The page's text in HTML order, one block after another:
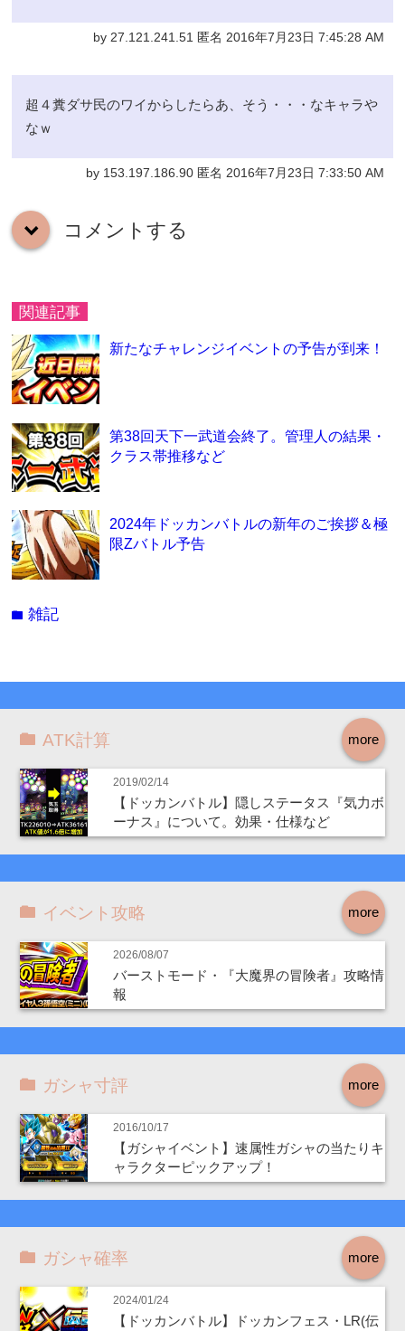
by 27.121.241.51 匿名 2016年7月23日 7:45:28 AM
超４糞ダサ民のワイからしたらあ、そう・・・なキャラや
なｗ
by 153.197.186.90 匿名 2016年7月23日 7:33:50 AM
down コメントする
関連記事
新たなチャレンジイベントの予告が到来！
第38回天下一武道会終了。管理人の結果・
クラス帯推移など
2024年ドッカンバトルの新年のご挨拶＆極
限Zバトル予告
folder雑記
more
ATK計算
2019/02/14
【ドッカンバトル】隠しステータス『気力ボ
ーナス』について。効果・仕様など
more
イベント攻略
2026/08/07
バーストモード・『大魔界の冒険者』攻略情
報
more
ガシャ寸評
2016/10/17
【ガシャイベント】速属性ガシャの当たりキ
ャラクターピックアップ！
more
ガシャ確率
2024/01/24
【ドッカンバトル】ドッカンフェス・LR(伝